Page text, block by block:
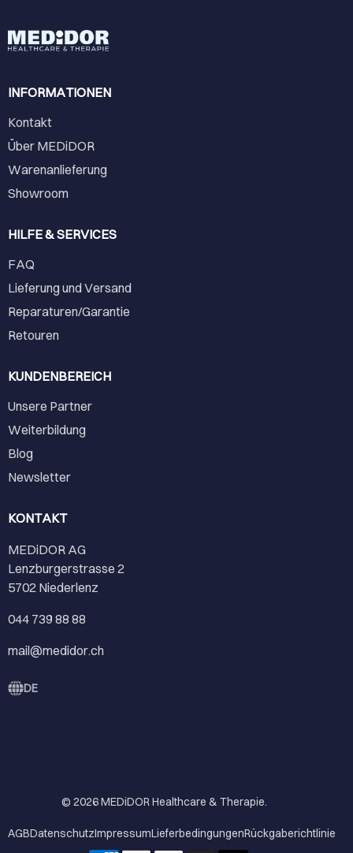
INFORMATIONEN
Kontakt
Über MEDiDOR
Warenanlieferung
Showroom
HILFE & SERVICES
FAQ
Lieferung und Versand
Reparaturen/Garantie
Retouren
KUNDENBEREICH
Unsere Partner
Weiterbildung
Blog
Newsletter
KONTAKT
MEDiDOR AG
Lenzburgerstrasse 2
5702 Niederlenz
044 739 88 88
mail@medidor.ch
DE
© 2026MEDiDOR Healthcare & Therapie.
AGBDatenschutzImpressumLieferbedingungenRückgaberichtlinie